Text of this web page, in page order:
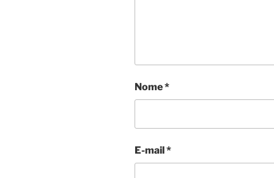
Nome*
E-mail *